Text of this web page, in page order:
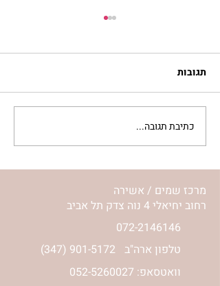
מתגעגעות לבית המפגש,
השיעור לתשעה באב | הר'
ימימה מזרחי
תגובות
כתיבת תגובה...
מרכז שמים / אשירה
רחוב יחיאלי 4 נוה צדק תל אביב
072-2146146
(347) 901-5172 טלפון ארה"ב
וואטסאפ: 052-5260027